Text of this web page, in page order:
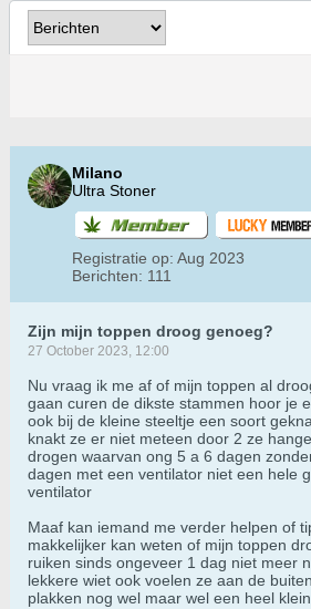
Milano
Ultra Stoner
Registratie op: Aug 2023
Berichten: 111
Zijn mijn toppen droog genoeg?
27 October 2023, 12:00
Nu vraag ik me af of mijn toppen al
gaan curen de dikste stammen hoor je
ook bij de kleine steeltje een soort
knakt ze er niet meteen door 2 ze
drogen waarvan ong 5 a 6 dagen
dagen met een ventilator niet een hele
ventilator
Maaf kan iemand me verder helpen of
makkelijker kan weten of mijn toppen
ruiken sinds ongeveer 1 dag niet meer
lekkere wiet ook voelen ze aan de
plakken nog wel maar wel een heel klein